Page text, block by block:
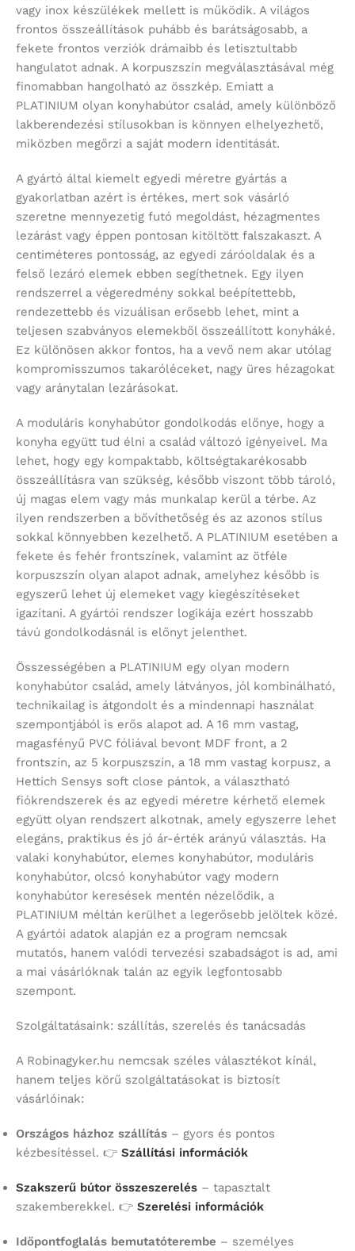
vagy inox készülékek mellett is működik. A világos
frontos összeállítások puhább és barátságosabb, a
fekete frontos verziók drámaibb és letisztultabb
hangulatot adnak. A korpuszszín megválasztásával még
finomabban hangolható az összkép. Emiatt a
PLATINIUM olyan konyhabútor család, amely különböző
lakberendezési stílusokban is könnyen elhelyezhető,
miközben megőrzi a saját modern identitását.
A gyártó által kiemelt egyedi méretre gyártás a
gyakorlatban azért is értékes, mert sok vásárló
szeretne mennyezetig futó megoldást, hézagmentes
lezárást vagy éppen pontosan kitöltött falszakaszt. A
centiméteres pontosság, az egyedi záróoldalak és a
felső lezáró elemek ebben segíthetnek. Egy ilyen
rendszerrel a végeredmény sokkal beépítettebb,
rendezettebb és vizuálisan erősebb lehet, mint a
teljesen szabványos elemekből összeállított konyháké.
Ez különösen akkor fontos, ha a vevő nem akar utólag
kompromisszumos takaróléceket, nagy üres hézagokat
vagy aránytalan lezárásokat.
A moduláris konyhabútor gondolkodás előnye, hogy a
konyha együtt tud élni a család változó igényeivel. Ma
lehet, hogy egy kompaktabb, költségtakarékosabb
összeállításra van szükség, később viszont több tároló,
új magas elem vagy más munkalap kerül a térbe. Az
ilyen rendszerben a bővíthetőség és az azonos stílus
sokkal könnyebben kezelhető. A PLATINIUM esetében a
fekete és fehér frontszínek, valamint az ötféle
korpuszszín olyan alapot adnak, amelyhez később is
egyszerű lehet új elemeket vagy kiegészítéseket
igazítani. A gyártói rendszer logikája ezért hosszabb
távú gondolkodásnál is előnyt jelenthet.
Összességében a PLATINIUM egy olyan modern
konyhabútor család, amely látványos, jól kombinálható,
technikailag is átgondolt és a mindennapi használat
szempontjából is erős alapot ad. A 16 mm vastag,
magasfényű PVC fóliával bevont MDF front, a 2
frontszín, az 5 korpuszszín, a 18 mm vastag korpusz, a
Hettich Sensys soft close pántok, a választható
fiókrendszerek és az egyedi méretre kérhető elemek
együtt olyan rendszert alkotnak, amely egyszerre lehet
elegáns, praktikus és jó ár-érték arányú választás. Ha
valaki konyhabútor, elemes konyhabútor, moduláris
konyhabútor, olcsó konyhabútor vagy modern
konyhabútor keresések mentén nézelődik, a
PLATINIUM méltán kerülhet a legerősebb jelöltek közé.
A gyártói adatok alapján ez a program nemcsak
mutatós, hanem valódi tervezési szabadságot is ad, ami
a mai vásárlóknak talán az egyik legfontosabb
szempont.
Szolgáltatásaink: szállítás, szerelés és tanácsadás
A Robinagyker.hu nemcsak széles választékot kínál,
hanem teljes körű szolgáltatásokat is biztosít
vásárlóinak:
Országos házhoz szállítás – gyors és pontos
kézbesítéssel. 👉 Szállítási információk
Szakszerű bútor összeszerelés – tapasztalt
szakemberekkel. 👉 Szerelési információk
Időpontfoglalás bemutatóterembe – személyes